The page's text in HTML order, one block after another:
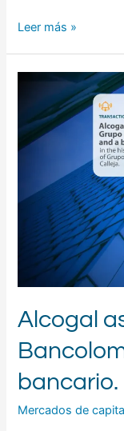
Leer más »
Alcogal
bancario.
Mercados de